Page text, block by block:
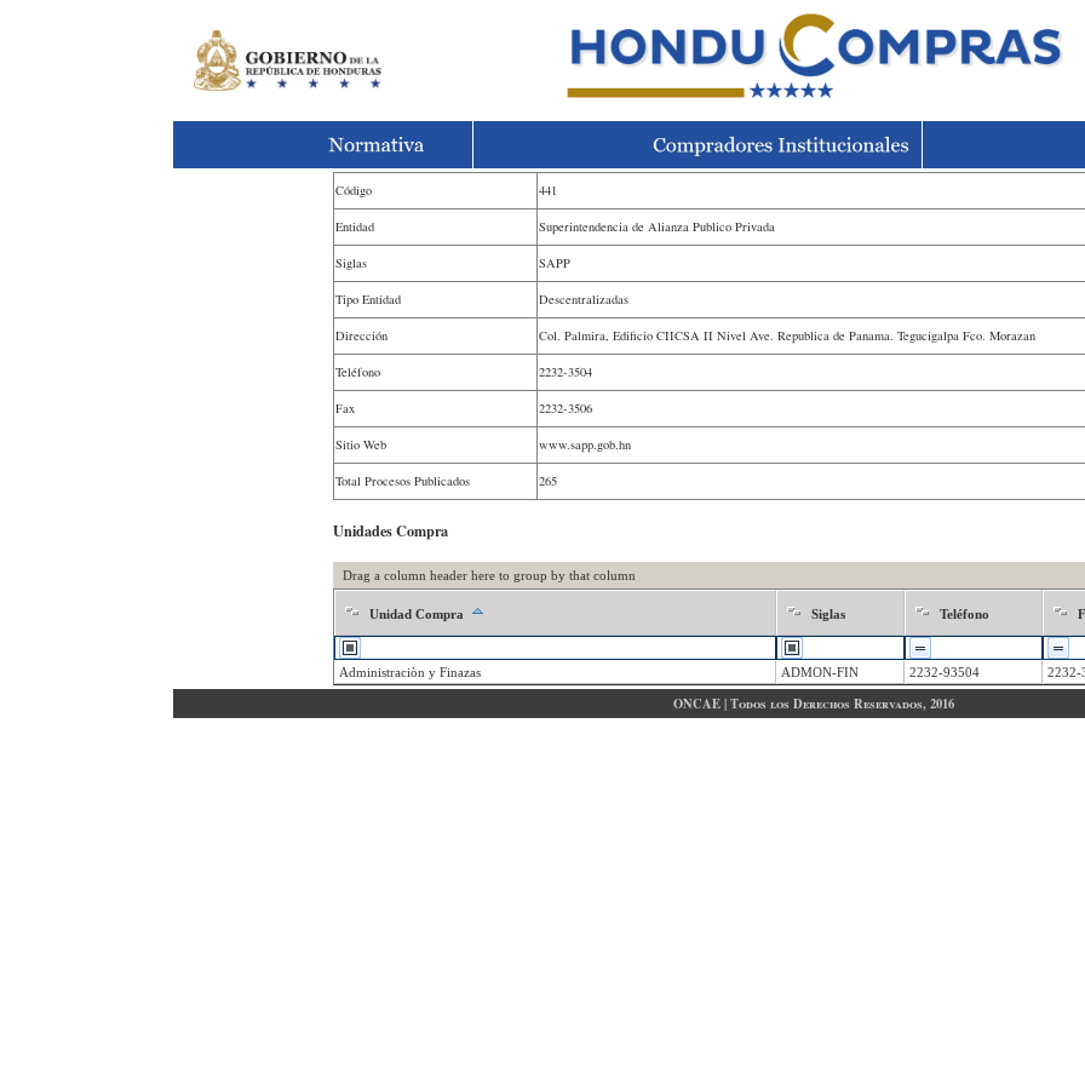
Código 441
Entidad Superintendencia de Alianza Publico Privada
Siglas SAPP
Tipo Entidad Descentralizadas
Dirección Col. Palmira, Edificio CIICSA II Nivel Ave. Republica de Panama. Tegucigalpa Fco. Morazan
Teléfono 2232-3504
Fax 2232-3506
Sitio Web www.sapp.gob.hn
Total Procesos Publicados 265
Unidades Compra
Drag a column header here to group by that column
Unidad Compra Siglas Teléfono
Administraciòn y Finazas ADMON-FIN 2232-93504 2232-
ONCAE | Todos los Derechos Reservados, 2016